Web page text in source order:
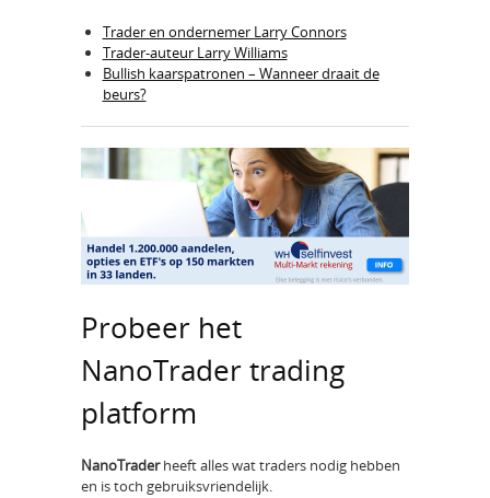
Trader en ondernemer Larry Connors
Trader-auteur Larry Williams
Bullish kaarspatronen – Wanneer draait de
beurs?
Probeer het
NanoTrader trading
platform
NanoTraderheeft alles wat traders nodig hebben
en is toch gebruiksvriendelijk.